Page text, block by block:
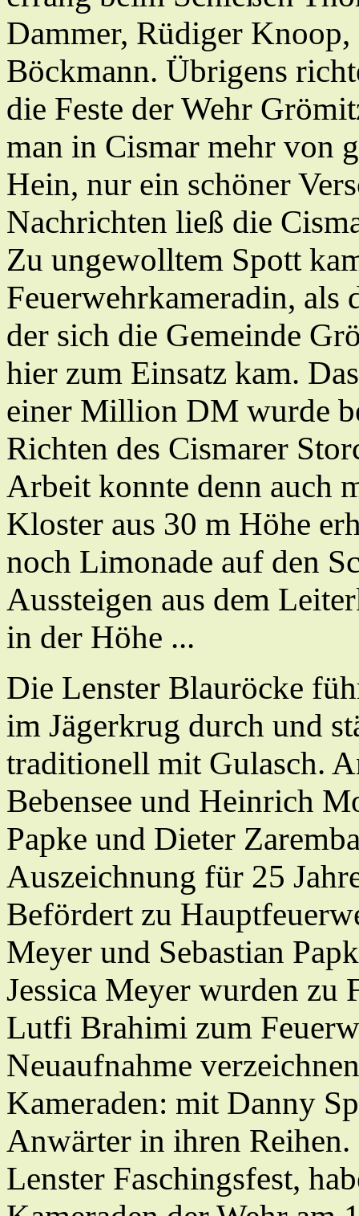
Dammer, Rüdiger
Böckmann. Übrigens
die Feste der Wehr
man in Cismar mehr von
Hein, nur ein schöner
Nachrichten ließ die
Zu ungewolltem Spott
Feuerwehrkameradin, als
der sich die Gemeinde
hier zum Einsatz kam.
einer Million DM wurde
Richten des Cismarer
Arbeit konnte denn auch
Kloster aus 30 m Höhe
noch Limonade auf den
Aussteigen aus dem
in der Höhe ...
Die Lenster Blauröcke
im Jägerkrug durch und
traditionell mit Gulasch.
Bebensee und Heinrich
Papke und Dieter
Auszeichnung für 25
Befördert zu
Meyer und Sebastian
Jessica Meyer wurden zu
Lutfi Brahimi zum
Neuaufnahme
Kameraden: mit Danny
Anwärter in ihren
Lenster Faschingsfest,